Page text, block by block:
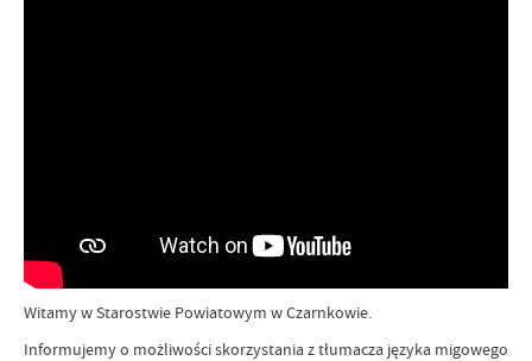
Witamy w Starostwie Powiatowym w Czarnkowie.
Informujemy o możliwości skorzystania z tłumacza języka migowego